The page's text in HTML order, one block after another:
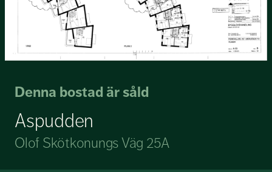
Denna bostad är såld
Olof Skötkonungs Väg 25A
Aspudden